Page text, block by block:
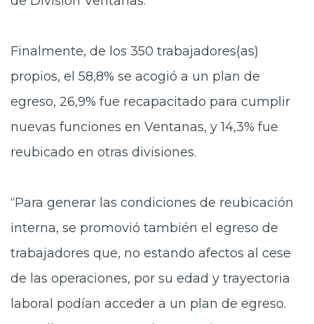
Finalmente, de los 350 trabajadores(as)
propios, el 58,8% se acogió a un plan de
egreso, 26,9% fue recapacitado para cumplir
nuevas funciones en Ventanas, y 14,3% fue
reubicado en otras divisiones.
“Para generar las condiciones de reubicación
interna, se promovió también el egreso de
trabajadores que, no estando afectos al cese
de las operaciones, por su edad y trayectoria
laboral podían acceder a un plan de egreso.